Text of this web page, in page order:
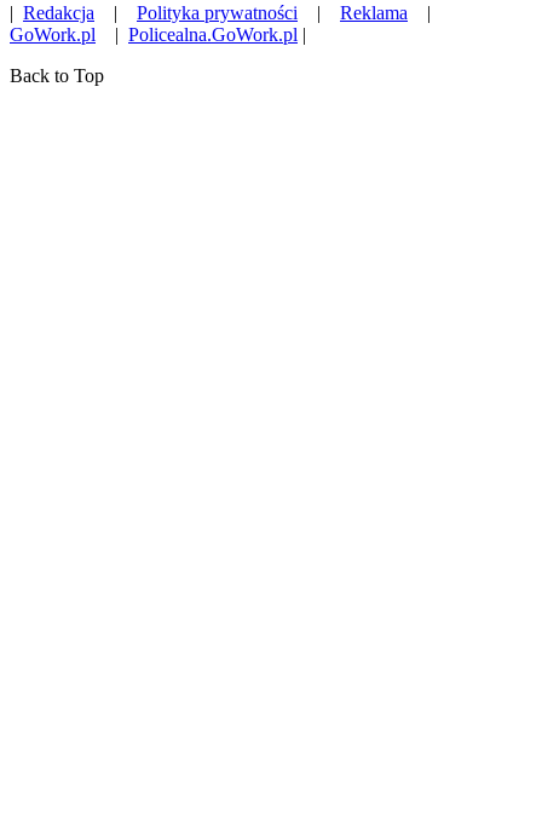
| Redakcja | Polityka prywatności | Reklama |
GoWork.pl | Policealna.GoWork.pl |
Back to Top